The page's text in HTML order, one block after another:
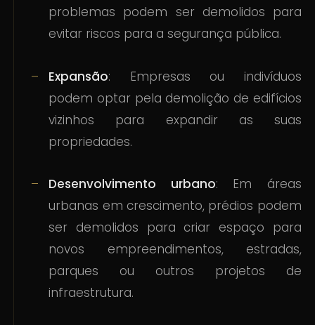
problemas podem ser demolidos para
evitar riscos para a segurança pública.
Expansão: Empresas ou indivíduos
podem optar pela demolição de edifícios
vizinhos para expandir as suas
propriedades.
Desenvolvimento urbano: Em áreas
urbanas em crescimento, prédios podem
ser demolidos para criar espaço para
novos empreendimentos, estradas,
parques ou outros projetos de
infraestrutura.